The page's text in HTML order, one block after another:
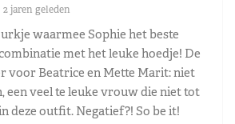
2 jaren geleden
waarmee Sophie het beste
met het leuke hoedje! De
voor Beatrice en Mette Marit: niet
een veel te leuke vrouw die niet tot
deze outfit. Negatief?! So be it!